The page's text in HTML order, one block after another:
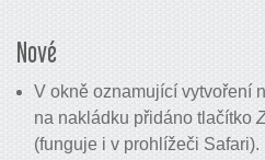
Nové
V okně oznamující vytvoření
na nakládku přidáno tlačítko
(funguje i v prohlížeči Safari).